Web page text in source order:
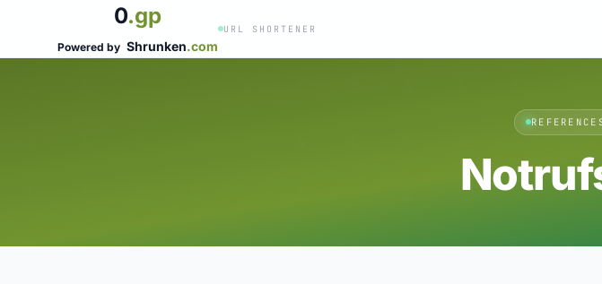
0.gp
Powered by Shrunken.com
URL SHORTENER